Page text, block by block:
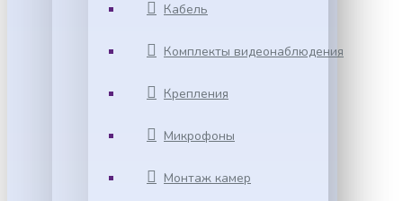
Кабель
Комплекты видеонаблюдения
Крепления
Микрофоны
Монтаж камер